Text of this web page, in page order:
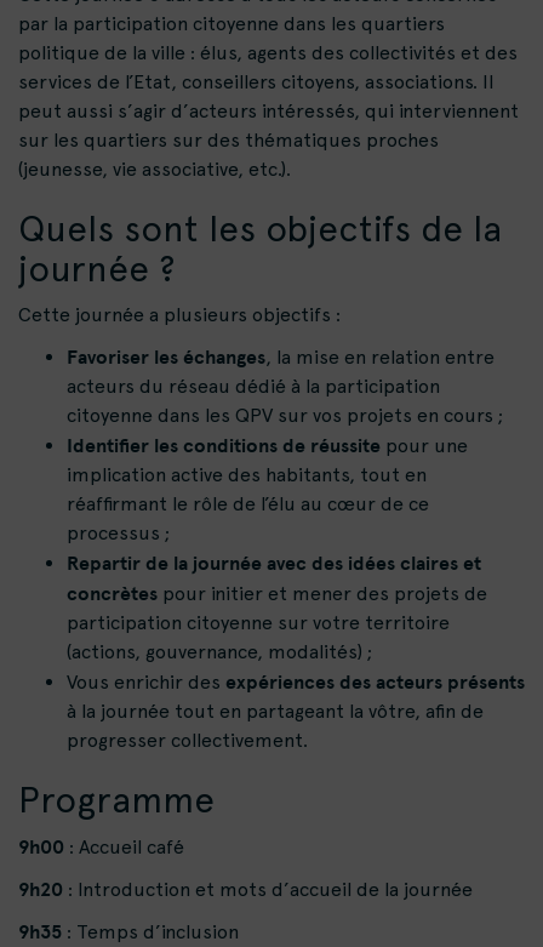
par la participation citoyenne dans les quartiers
politique de la ville : élus, agents des collectivités et des
services de l’Etat, conseillers citoyens, associations. Il
peut aussi s’agir d’acteurs intéressés, qui interviennent
sur les quartiers sur des thématiques proches
(jeunesse, vie associative, etc.).
Quels sont les objectifs de la
journée ?
Cette journée a plusieurs objectifs :
Favoriser les échanges, la mise en relation entre
acteurs du réseau dédié à la participation
citoyenne dans les QPV sur vos projets en cours ;
Identifier les conditions de réussite pour une
implication active des habitants, tout en
réaffirmant le rôle de l’élu au cœur de ce
processus ;
Repartir de la journée avec des idées claires et
concrètes pour initier et mener des projets de
participation citoyenne sur votre territoire
(actions, gouvernance, modalités) ;
Vous enrichir des expériences des acteurs présents
à la journée tout en partageant la vôtre, afin de
progresser collectivement.
Programme
9h00 : Accueil café
9h20 : Introduction et mots d’accueil de la journée
9h35 : Temps d’inclusion